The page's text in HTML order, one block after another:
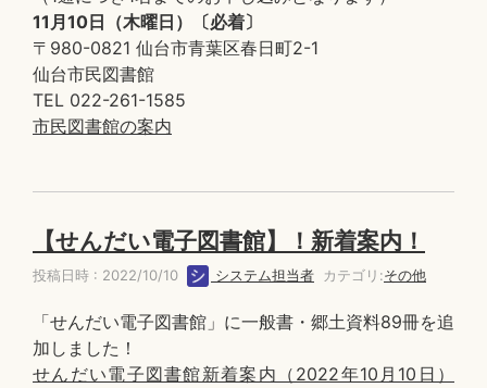
11月10日（木曜日）〔必着〕
〒980-0821 仙台市青葉区春日町2-1
仙台市民図書館
TEL 022-261-1585
市民図書館の案内
【せんだい電子図書館】！新着案内！
投稿日時 : 2022/10/10 システム担当者 カテゴリ:その他
「せんだい電子図書館」に一般書・郷土資料89冊を追
加しました！
せんだい電子図書館新着案内（2022年10月10日）